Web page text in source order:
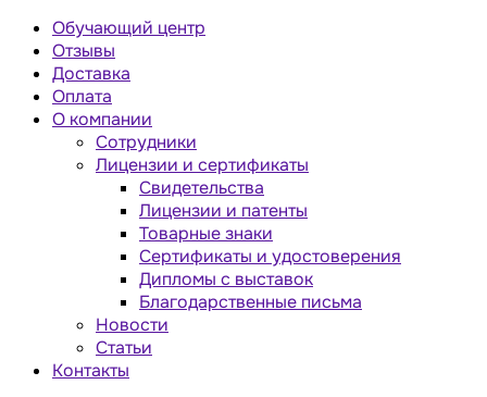
Обучающий центр
Отзывы
Доставка
Оплата
О компании
Сотрудники
Лицензии и сертификаты
Свидетельства
Лицензии и патенты
Товарные знаки
Сертификаты и удостоверения
Дипломы с выставок
Благодарственные письма
Новости
Статьи
Контакты